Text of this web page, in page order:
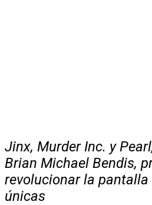
Jinx, Murder Inc. y
Brian Michael Bendis,
revolucionar la
únicas